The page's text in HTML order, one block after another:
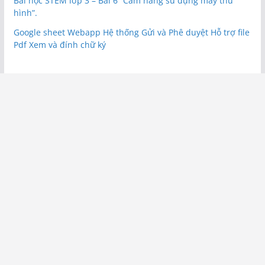
hình”.
Google sheet Webapp Hệ thống Gửi và Phê duyệt Hỗ trợ file
Pdf Xem và đính chữ ký